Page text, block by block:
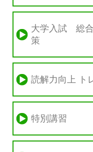
大学入試 総
策
読解力向上 ト
特別講習